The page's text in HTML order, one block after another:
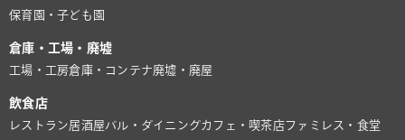
保育園・子ども園
倉庫・工場・廃墟
工場・工房倉庫・コンテナ廃墟・廃屋
飲食店
レストラン居酒屋バル・ダイニングカフェ・喫茶店ファミレス・食堂